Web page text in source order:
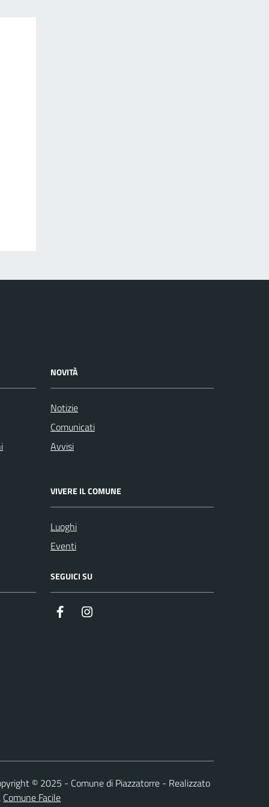
NOVITÀ
Notizie
Comunicati
Avvisi
VIVERE IL COMUNE
Luoghi
Eventi
SEGUICI SU
Facebook
© 2025 - Comune di Piazzatorre - Realizzato
Comune Facile